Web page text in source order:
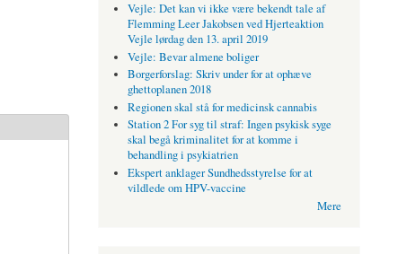
Vejle: Det kan vi ikke være bekendt tale af
Flemming Leer Jakobsen ved Hjerteaktion
Vejle lørdag den 13. april 2019
Vejle: Bevar almene boliger
Borgerforslag: Skriv under for at ophæve
ghettoplanen 2018
Regionen skal stå for medicinsk cannabis
Station 2 For syg til straf: Ingen psykisk syge
skal begå kriminalitet for at komme i
behandling i psykiatrien
Ekspert anklager Sundhedsstyrelse for at
vildlede om HPV-vaccine
Mere